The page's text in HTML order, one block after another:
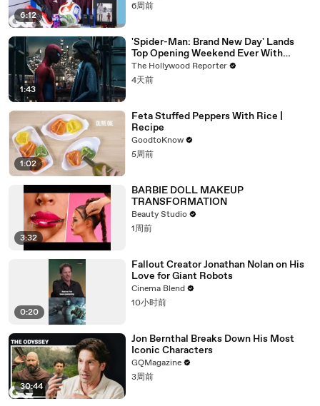
6:12
6周前
1:43
'Spider-Man: Brand New Day' Lands
Top Opening Weekend Ever With
$360M, Beating 'Avengers: Endgame' |
THR News Video
The Hollywood Reporter
4天前
1:02
Feta Stuffed Peppers With Rice |
Recipe
GoodtoKnow
5周前
3:32
BARBIE DOLL MAKEUP
TRANSFORMATION
Beauty Studio
1周前
0:20
Fallout Creator Jonathan Nolan on His
Love for Giant Robots
Cinema Blend
10小时前
30:44
Jon Bernthal Breaks Down His Most
Iconic Characters
GQMagazine
3周前